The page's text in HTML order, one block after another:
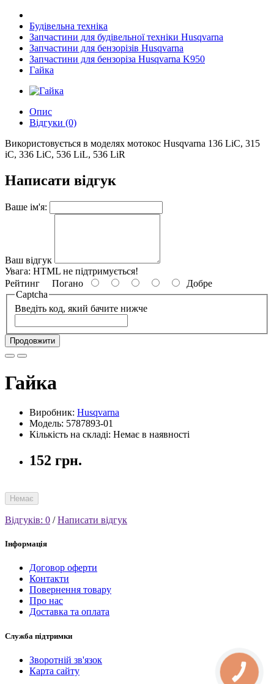
Будівельна техніка
Запчастини для будівельної техніки Husqvarna
Запчастини для бензорізів Husqvarna
Запчастини для бензоріза Husqvarna K950
Гайка
Опис
Відгуки (0)
Використовується в моделях мотокос Husqvarna 136 LiC, 315
iC, 336 LiC, 536 LiL, 536 LiR
Написати відгук
Ваше ім'я:
Ваш відгук
Увага: HTML не підтримується!
Рейтинг Погано
Добре
Captcha
Введіть код, який бачите нижче
Продовжити
Гайка
Виробник: Husqvarna
Модель: 5787893-01
Кількість на складі: Немає в наявності
152 грн.
Немає
Відгуків: 0 /Написати відгук
Інформація
Договор оферти
Контакти
Повернення товару
Про нас
Доставка та оплата
Служба підтримки
Зворотній зв'язок
Карта сайту
КНОПКА
СВЯЗИ